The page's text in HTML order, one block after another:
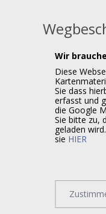
Wir
Diese
Sie dass
erfasst und
die Google
Sie bitte zu,
geladen
sie HIER